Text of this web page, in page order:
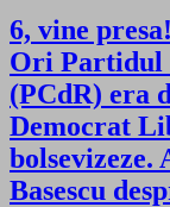
6, vine
Ori Partidul
(PCdR) era
Democrat
Basescu